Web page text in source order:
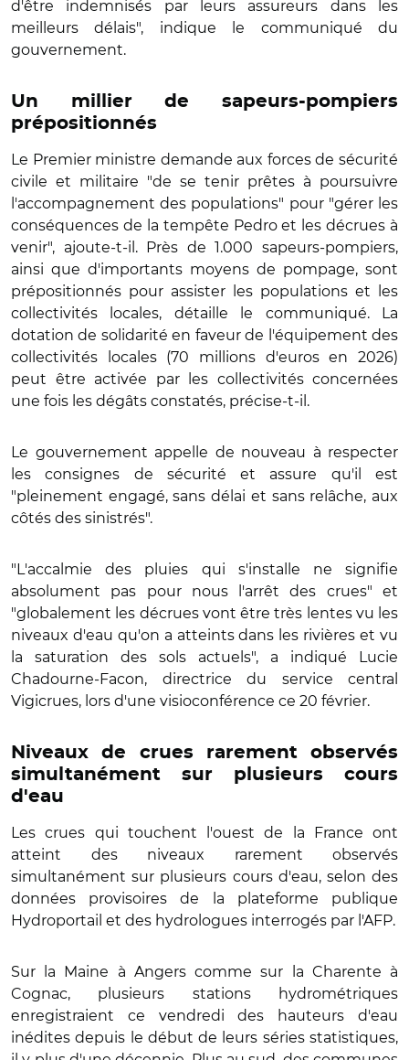
d'être indemnisés par leurs assureurs dans les
meilleurs délais", indique le communiqué du
gouvernement.
Un millier de sapeurs-pompiers
prépositionnés
Le Premier ministre demande aux forces de sécurité
civile et militaire "de se tenir prêtes à poursuivre
l'accompagnement des populations" pour "gérer les
conséquences de la tempête Pedro et les décrues à
venir", ajoute-t-il. Près de 1.000 sapeurs-pompiers,
ainsi que d'importants moyens de pompage, sont
prépositionnés pour assister les populations et les
collectivités locales, détaille le communiqué. La
dotation de solidarité en faveur de l'équipement des
collectivités locales (70 millions d'euros en 2026)
peut être activée par les collectivités concernées
une fois les dégâts constatés, précise-t-il.
Le gouvernement appelle de nouveau à respecter
les consignes de sécurité et assure qu'il est
"pleinement engagé, sans délai et sans relâche, aux
côtés des sinistrés".
"L'accalmie des pluies qui s'installe ne signifie
absolument pas pour nous l'arrêt des crues" et
"globalement les décrues vont être très lentes vu les
niveaux d'eau qu'on a atteints dans les rivières et vu
la saturation des sols actuels", a indiqué Lucie
Chadourne-Facon, directrice du service central
Vigicrues, lors d'une visioconférence ce 20 février.
Niveaux de crues rarement observés
simultanément sur plusieurs cours
d'eau
Les crues qui touchent l'ouest de la France ont
atteint des niveaux rarement observés
simultanément sur plusieurs cours d'eau, selon des
données provisoires de la plateforme publique
Hydroportail et des hydrologues interrogés par l'AFP.
Sur la Maine à Angers comme sur la Charente à
Cognac, plusieurs stations hydrométriques
enregistraient ce vendredi des hauteurs d'eau
inédites depuis le début de leurs séries statistiques,